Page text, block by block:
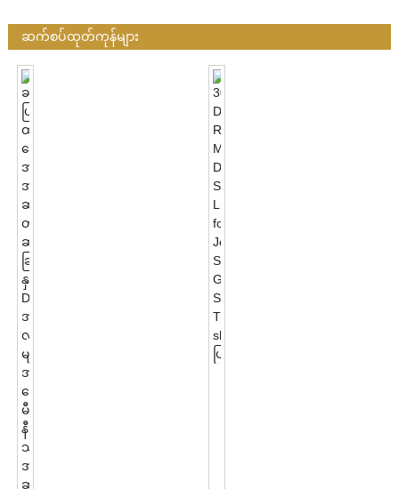
ဆက်စပ်ထုတ်ကုန်များ